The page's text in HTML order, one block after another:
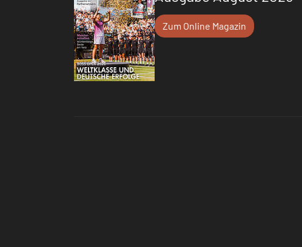
Zum Online Magazin